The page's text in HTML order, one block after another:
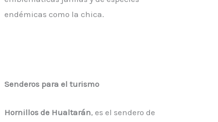
endémicas como la chica.
Senderos para el turismo
Hornillos de Hualtarán, es el sendero de